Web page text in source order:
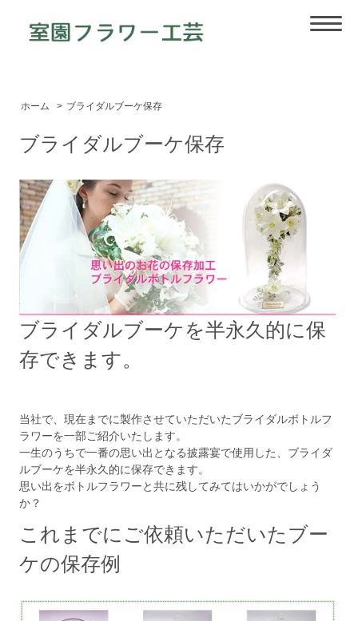
ホーム > ブライダルブーケ保存
ブライダルブーケ保存
ブライダルブーケを半永久的に保
存できます。
当社で、現在までに製作させていただいたブライダルボトルフ
ラワーを一部ご紹介いたします。
一生のうちで一番の思い出となる披露宴で使用した、ブライダ
ルブーケを半永久的に保存できます。
思い出をボトルフラワーと共に残してみてはいかがでしょう
か？
これまでにご依頼いただいたブー
ケの保存例